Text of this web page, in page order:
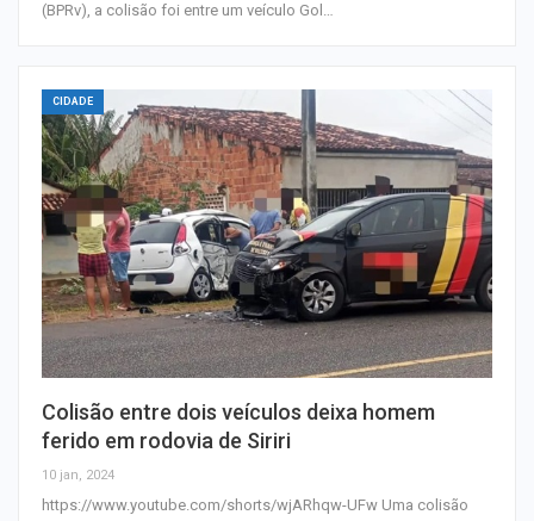
(BPRv), a colisão foi entre um veículo Gol…
CIDADE
Colisão entre dois veículos deixa homem
ferido em rodovia de Siriri
10 jan, 2024
https://www.youtube.com/shorts/wjARhqw-UFw Uma colisão